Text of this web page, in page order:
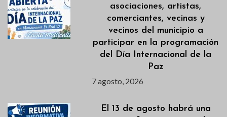
asociaciones, artistas,
comerciantes, vecinas y
vecinos del municipio a
participar en la programación
del Día Internacional de la
Paz
7 agosto, 2026
El 13 de agosto habrá una